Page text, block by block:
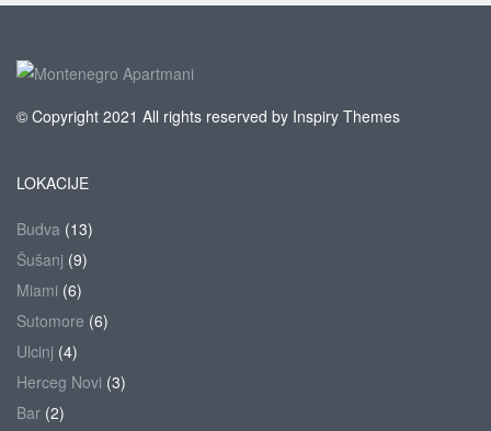
© Copyright 2021 All rights reserved by Inspiry Themes
LOKACIJE
Budva (13)
Šušanj (9)
Miami (6)
Sutomore (6)
Ulcinj (4)
Herceg Novi (3)
Bar (2)